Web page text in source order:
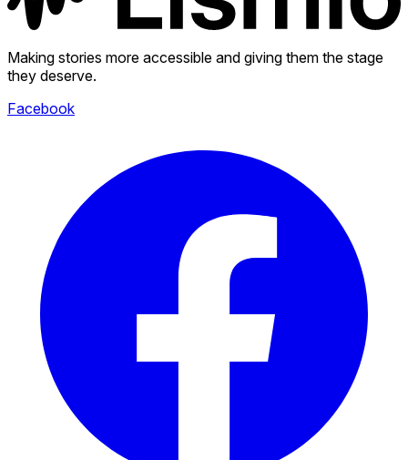
Making stories more accessible and giving them the stage
they deserve.
Facebook